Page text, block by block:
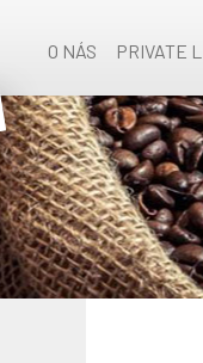
O NÁS PRIVATE